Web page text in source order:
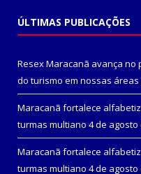
ÚLTIMAS PUBLICAÇÕES
Resex Maracanã avança
do turismo em nossas
Maracanã fortalece
turmas multiano 4 de agosto
Maracanã fortalece
turmas multiano 4 de agosto